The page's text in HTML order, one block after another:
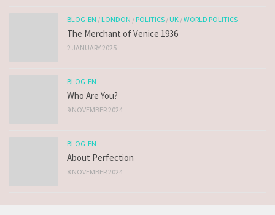
BLOG-EN /LONDON /POLITICS /UK /WORLD POLITICS
The Merchant of Venice 1936
2 JANUARY 2025
BLOG-EN
Who Are You?
9 NOVEMBER 2024
BLOG-EN
About Perfection
8 NOVEMBER 2024